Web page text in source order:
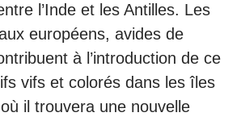
l’Inde et les Antilles. Les
européens, avides de
à l’introduction de ce
vifs et colorés dans les îles
il trouvera une nouvelle